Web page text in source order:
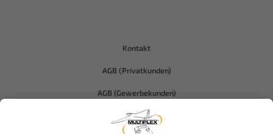
Kontakt
AGB (Privatkunden)
AGB (Gewerbekunden)
Datenschutz